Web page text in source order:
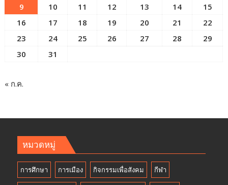
9
10 11 12 13 14
15
16
17 18 19 20 21
22
23
24 25 26 27 28
29
30
31
« ก.ค.
หมวดหมู่
การศึกษา การเมือง กิจกรรมเพื่อสังคม กีฬา